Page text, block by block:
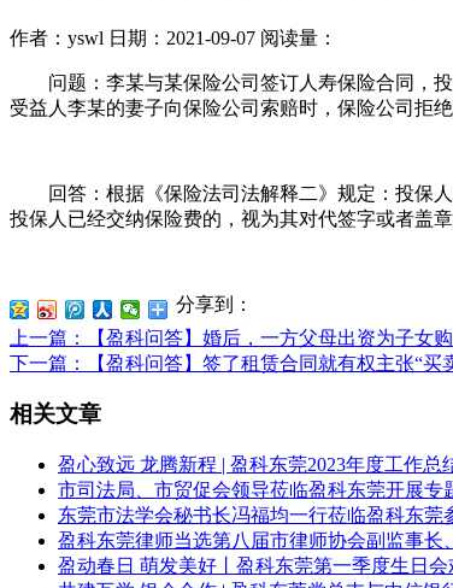
作者：yswl 日期：2021-09-07 阅读量：
问题：李某与某保险公司签订人寿保险合同，投
受益人李某的妻子向保险公司索赔时，保险公司拒
回答：根据《保险法司法解释二》规定：投保人
投保人已经交纳保险费的，视为其对代签字或者盖
分享到：
上一篇 ：【盈科问答】婚后，一方父母出资为子女
下一篇 ：【盈科问答】签了租赁合同就有权主张“买
相关文章
盈心致远 龙腾新程 | 盈科东莞2023年度工作
市司法局、市贸促会领导莅临盈科东莞开展专
东莞市法学会秘书长冯福均一行莅临盈科东莞
盈科东莞律师当选第八届市律师协会副监事长
盈动春日 萌发美好丨盈科东莞第一季度生日会